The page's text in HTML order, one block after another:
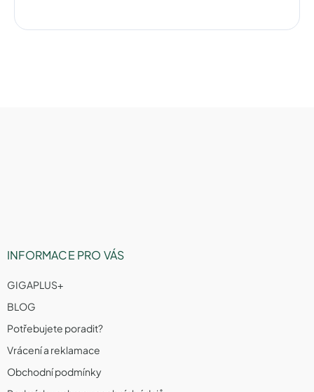
INFORMACE PRO VÁS
GIGAPLUS+
BLOG
Potřebujete poradit?
Vrácení a reklamace
Obchodní podmínky